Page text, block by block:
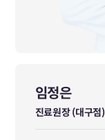
임정은
진료원장 (대구점)
임정은
진료원장 (대구점)